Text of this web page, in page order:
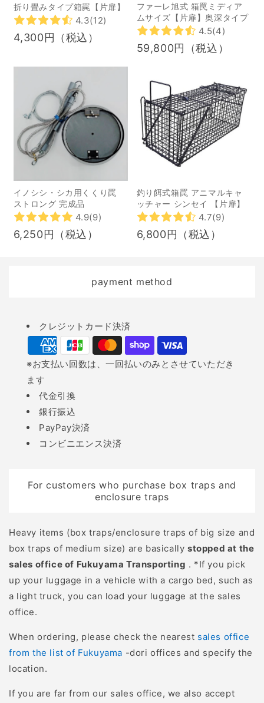
ベル表示によるトレーサ
ビリティの確保等に取り
組む食肉処理施設の認証
エの提供と消費者のジビ
エに対する安心の確保を
図る制度。 ジビエを始め
たきっかけ もともと焼肉
店の運営などをしていた
物であった焼肉を、おい
しくて良いものを安心価
格で食べてもらいたいと
考え、無添加の加工肉を
に「安心院ソーセージ」
ことになりますが、その
きっかけは、農家の方の
「イノシシやシカの処理
をどうにかできないか」
との一声だったそう。 あ
る日、その農家の方が、
野生動物に農作物を食い
荒らされてしまい困って
猟師は役所に届けるのに
に捨ててしまう始末であ
ったといいます。 「動物
が腐敗していく状況を見
るのがつらく、農業を辞
めようかと思っている」
と、そんな話を聞き、何
とかしたいと思い、研究
を重ねてジビエ食肉加工
を始めました。 肉の仕入
とするのにあたり無くて
折り畳みタイプ箱罠【片扉】
4.3(12)
4,300円（税込）
ファーレ旭式 箱罠ミディア
ムサイズ【片扉】奥深タイプ
4.5(4)
59,800円（税込）
イノシシ・シカ用くくり罠
ストロング 完成品
4.9(9)
6,250円（税込）
釣り餌式箱罠 アニマルキャ
ッチャー シンセイ 【片扉】
4.7(9)
6,800円（税込）
payment method
methods
クレジットカード決済
※お支払い回数は、一回払いのみとさせていただき
ます
代金引換
銀行振込
PayPay決済
コンビニエンス決済
For customers who purchase box traps and
enclosure traps
Heavy items (box traps/enclosure traps of big size and
box traps of medium size) are basicallystopped at the
sales office of Fukuyama Transporting . *If you pick
up your luggage in a vehicle with a cargo bed, such as
a light truck, you can load your luggage at the sales
office.
When ordering, please check the nearest sales office
from the list of Fukuyama -dori offices and specify the
location.
If you are far from our sales office, we also accept